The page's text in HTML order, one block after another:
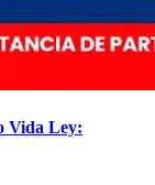
Vida Ley: